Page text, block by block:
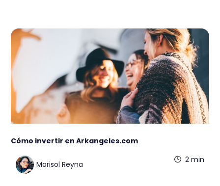
Cómo invertir en Arkangeles.com
Marisol Reyna
2 min